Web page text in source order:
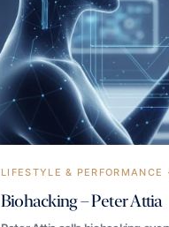
LIFESTYLE &
Biohacking – Peter Attia